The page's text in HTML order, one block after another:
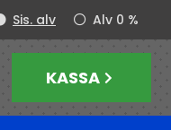
Alv 0 %
Sis. alv
KASSA